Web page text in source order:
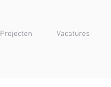
Projecten Vacatures